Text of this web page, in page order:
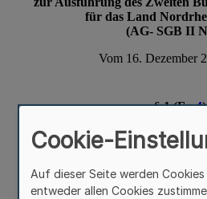
Cookie-
Auf dieser Seite werden
entweder allen Cookies